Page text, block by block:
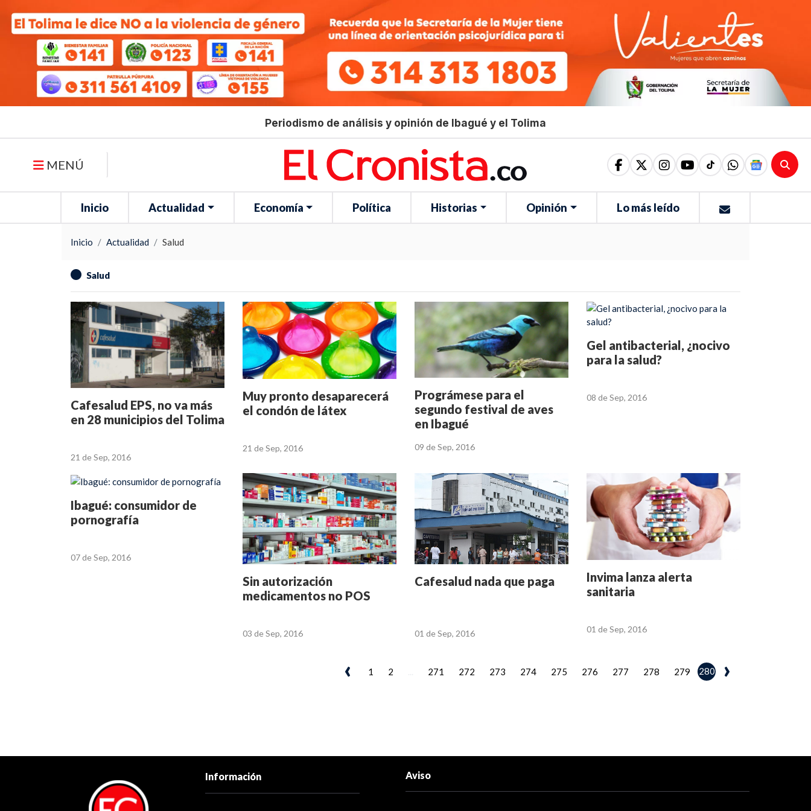
Periodismo de análisis y opinión de Ibagué y el Tolima
MENÚ
Inicio Actualidad Economía Política Historias Opinión Lo más leído
Inicio Actualidad Salud
Salud
Cafesalud EPS, no va más
en 28 municipios del Tolima
21 de Sep, 2016
Muy pronto desaparecerá
el condón de látex
21 de Sep, 2016
Prográmese para el
segundo festival de aves
en Ibagué
09 de Sep, 2016
Gel antibacterial, ¿nocivo
para la salud?
08 de Sep, 2016
Ibagué: consumidor de
pornografía
07 de Sep, 2016
Sin autorización
medicamentos no POS
03 de Sep, 2016
Cafesalud nada que paga
01 de Sep, 2016
Invima lanza alerta
sanitaria
01 de Sep, 2016
‹ 1 2 271 272 273 274 275 276 277 278 279 280 ›
Información Aviso